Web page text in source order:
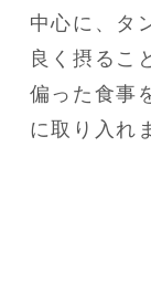
中心に、タ
良く摂るこ
偏った食事